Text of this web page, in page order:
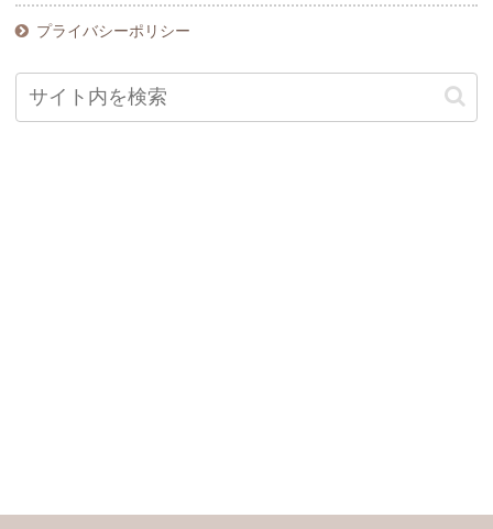
プライバシーポリシー